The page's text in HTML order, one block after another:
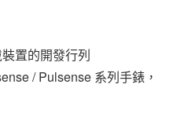
置的開發行列
/ Pulsense 系列手錶，